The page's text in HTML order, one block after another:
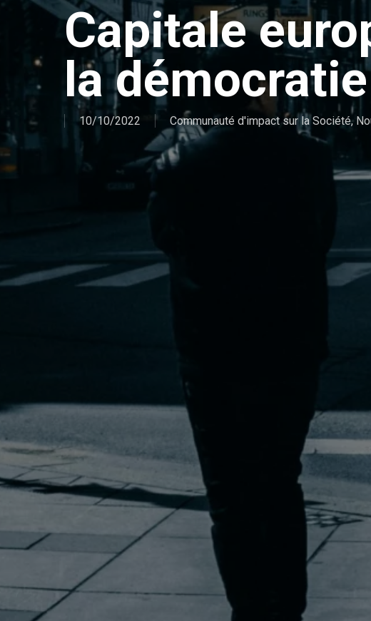
Capitale
la démocratie
10/10/2022 Communauté d'impact sur la Société,